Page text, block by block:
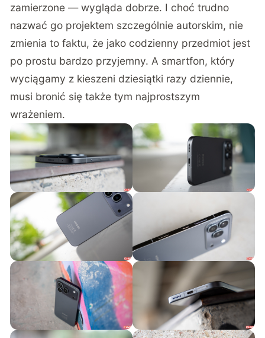
zamierzone — wygląda dobrze. I choć trudno
nazwać go projektem szczególnie autorskim, nie
zmienia to faktu, że jako codzienny przedmiot jest
po prostu bardzo przyjemny. A smartfon, który
wyciągamy z kieszeni dziesiątki razy dziennie,
musi bronić się także tym najprostszym
wrażeniem.